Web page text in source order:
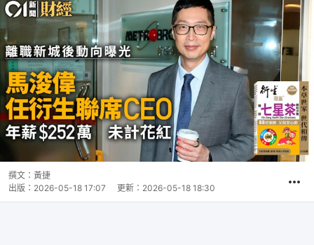
撰文： 黃捷
出版： 2026-05-18 17:07 更新： 2026-05-18 18:30